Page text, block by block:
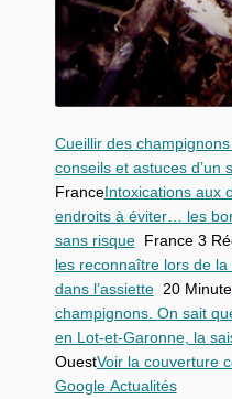
Cueillir des
conseils et astuces d’un
FranceIntoxications aux
endroits à éviter… les
sans risqueFrance 3
les reconnaître lors de
dans l’assiette20
champignons. On sait
en Lot-et-Garonne, la
OuestVoir la couverture
Google Actualités